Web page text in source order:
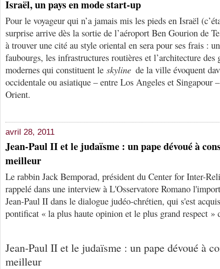
Israël, un pays en mode start-up
Pour le voyageur qui n’a jamais mis les pieds en Israël
surprise arrive dès la sortie de l’aéroport Ben Gourion de
à trouver une cité au style oriental en sera pour ses frais :
faubourgs, les infrastructures routières et l’architecture
modernes qui constituent le skyline de la ville évoquent
occidentale ou asiatique – entre Los Angeles et Singapour
Orient.
avril 28, 2011
Jean-Paul II et le judaïsme : un pape dévoué à
meilleur
Le rabbin Jack Bemporad, président du Center for Inter-
rappelé dans une interview à L'Osservatore Romano
Jean-Paul II dans le dialogue judéo-chrétien, qui s'est
pontificat « la plus haute opinion et le plus grand respect »
Jean-Paul II et le judaïsme : un pape dévoué à
meilleur